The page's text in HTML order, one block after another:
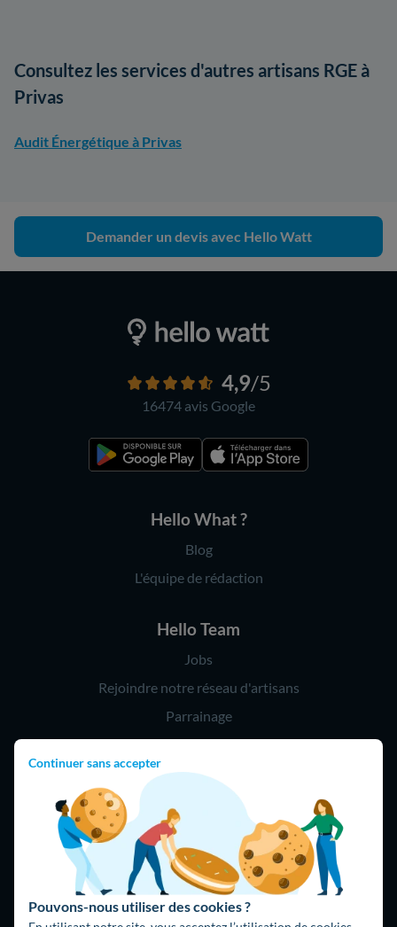
Continuer sans accepter
Pouvons-nous utiliser des cookies ?
Consultez les services d'autres artisans RGE à
Privas
Audit Énergétique à Privas
Demander un devis avec Hello Watt
4,9/5
16474 avis Google
Hello What ?
Blog
L'équipe de rédaction
Hello Team
Jobs
Rejoindre notre réseau d'artisans
Parrainage
Hello !
09 75 18 60 60
(8h-21h)
75018 Paris